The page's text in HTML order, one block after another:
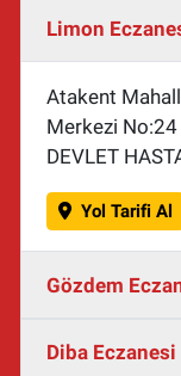
Limon
Atakent
Merkezi No:24
DEVLET
Yol Tarifi Al
Gözdem
Diba Eczanesi